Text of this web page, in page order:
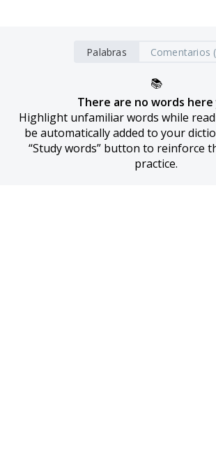
Palabras Comentarios
📚
There are no words
Highlight unfamiliar words while
be automatically added to your
“Study words” button to reinforce
practice.